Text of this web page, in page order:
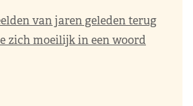
van jaren geleden terug
zich moeilijk in een woord